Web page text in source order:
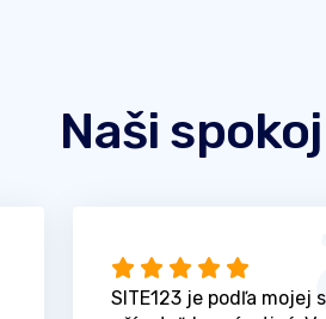
Naši
SITE123 je podľa mojej